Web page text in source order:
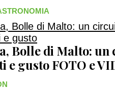
Bolle di Malto:
e gusto FOTO e